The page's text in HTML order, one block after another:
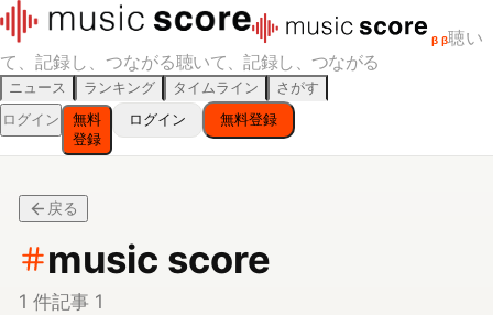
β β聴い
て、記録し、つながる聴いて、記録し、つながる
ニュース ランキング タイムライン
さがす
ログイン
無料
登録
ログイン 無料登録
戻る
music score
記事1